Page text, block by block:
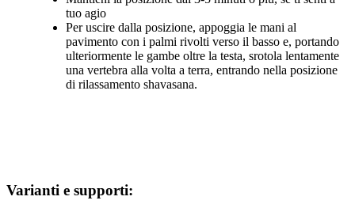
tuo agio
Per uscire dalla posizione, appoggia le mani al
pavimento con i palmi rivolti verso il basso e, portando
ulteriormente le gambe oltre la testa, srotola lentamente
una vertebra alla volta a terra, entrando nella posizione
di rilassamento shavasana.
Varianti e supporti: